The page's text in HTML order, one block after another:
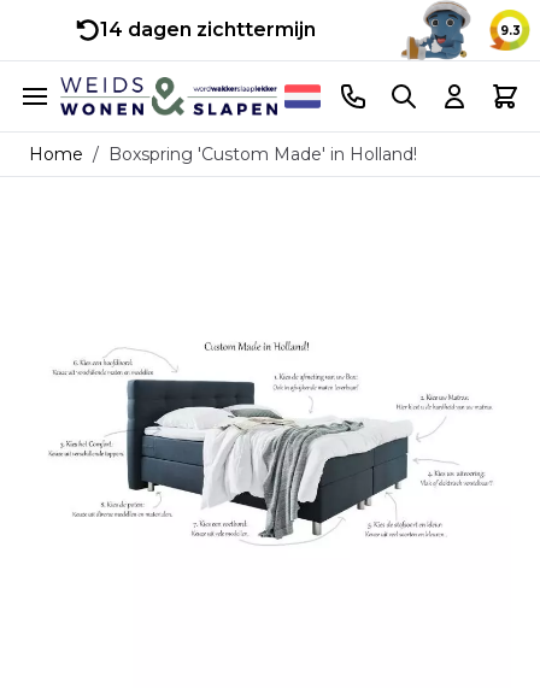
14 dagen zichttermijn 9.3
Ga naar de inhoud
Telefoonnummer
Search Cart
Home / Boxspring 'Custom Made' in Holland!